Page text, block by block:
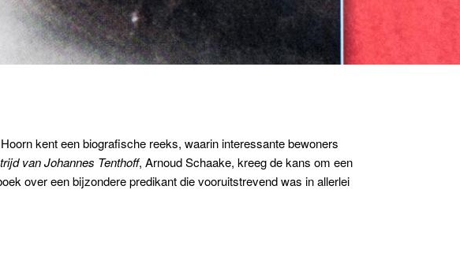
kent een biografische reeks, waarin interessante bewoners
van Johannes Tenthoff, Arnoud Schaake, kreeg de kans om een
over een bijzondere predikant die vooruitstrevend was in allerlei